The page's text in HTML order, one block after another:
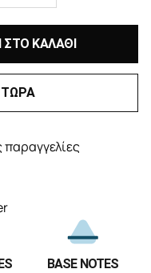
ΚΑΛΑΘΙ
BASE NOTES